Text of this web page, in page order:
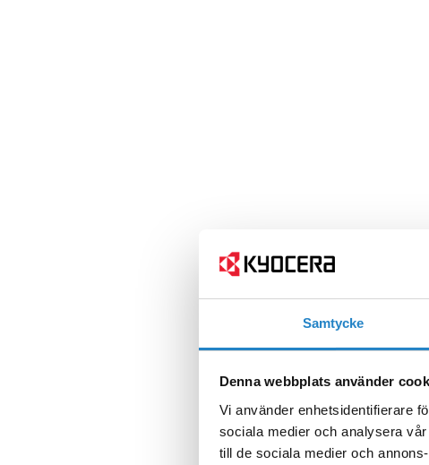
Samtycke
Denna webbplats använder
Vi använder enhetsidentifierare
sociala medier och analysera
till de sociala medier och